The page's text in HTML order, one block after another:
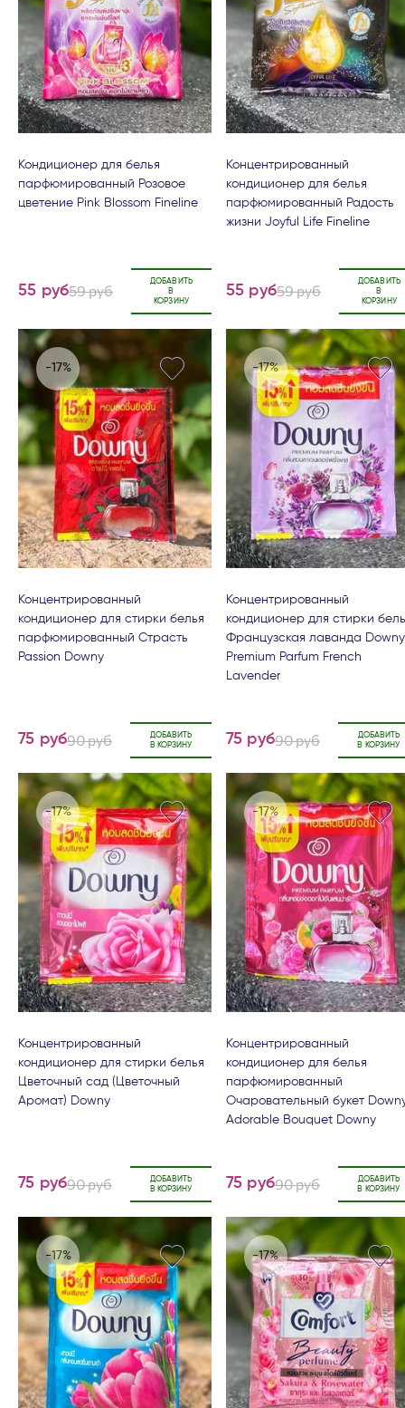
Кондиционер для белья
парфюмированный Розовое
цветение Pink Blossom Fineline
55 руб59 руб
ДОБАВИТЬ
В
КОРЗИНУ
Концентрированный
кондиционер для белья
парфюмированный Радость
жизни Joyful Life Fineline
55 руб59 руб
ДОБАВИТЬ
В
КОРЗИНУ
-17%
Концентрированный
кондиционер для стирки белья
парфюмированный Страсть
Passion Downy
75 руб90 руб
ДОБАВИТЬ
В КОРЗИНУ
-17%
Концентрированный
кондиционер для стирки
Французская лаванда Downy
Premium Parfum French
Lavender
75 руб90 руб
ДОБАВИТЬ
В КОРЗИНУ
-17%
Концентрированный
кондиционер для стирки белья
Цветочный сад (Цветочный
Аромат) Downy
75 руб90 руб
ДОБАВИТЬ
В КОРЗИНУ
-17%
Концентрированный
кондиционер для белья
парфюмированный
Очаровательный букет
Adorable Bouquet Downy
75 руб90 руб
ДОБАВИТЬ
В КОРЗИНУ
-17% -17%